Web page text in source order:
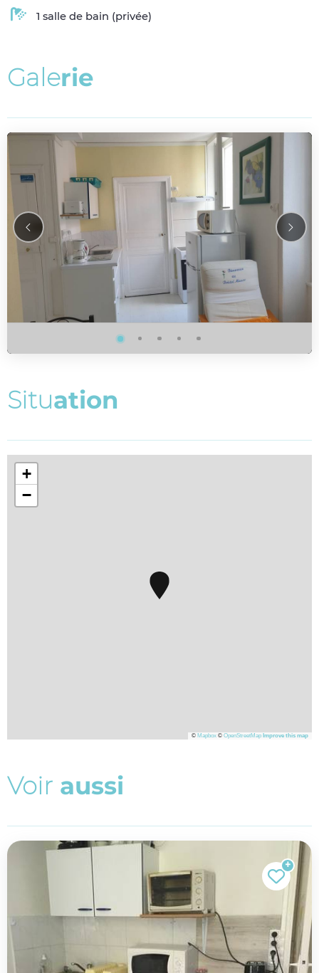
1 salle de bain (privée)
Galerie
Situation
+
−
© Mapbox © OpenStreetMap Improve this map
Voir aussi